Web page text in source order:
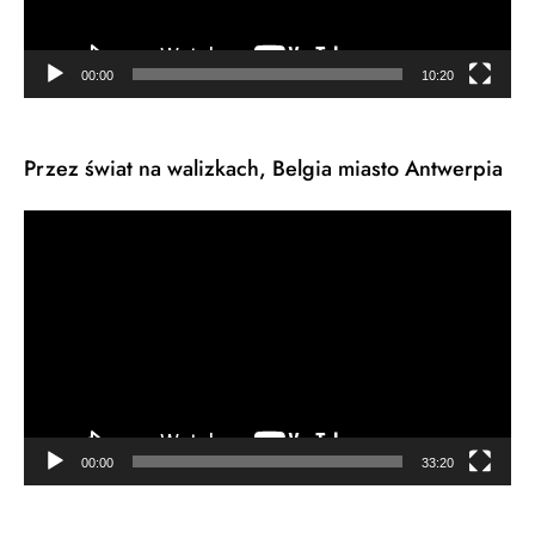
00:00 10:20
Przez świat na walizkach, Belgia miasto Antwerpia
00:00 33:20